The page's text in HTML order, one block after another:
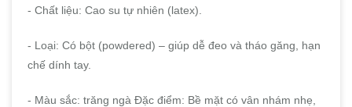
- Chất liệu: Cao su tự nhiên (latex).
- Loại: Có bột (powdered) – giúp dễ đeo và tháo găng, hạn
chế dính tay.
- Màu sắc: trăng ngà Đặc điểm: Bề mặt có vân nhám nhẹ,